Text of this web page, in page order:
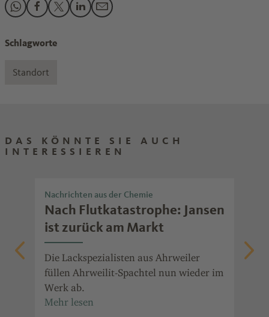
Den Beitrag "Wir.Hier. zu Besuch bei Jansen" teilen auf
Den Beitrag "Wir.Hier. zu Besuch bei Jansen" teilen auf
Den Beitrag "Wir.Hier. zu Besuch bei Jansen"
Den Beitrag "Wir.Hier. zu Besuch bei
Den Beitrag "Wir.Hier. zu Besuch bei
Schlagworte
Standort
DAS KÖNNTE SIE AUCH
INTERESSIEREN
Nachrichten aus der Chemie
Nach Flutkatastrophe: Jansen
ist zurück am Markt
Die Lackspezialisten aus Ahrweiler
füllen Ahrweilit-Spachtel nun wieder im
Werk ab.